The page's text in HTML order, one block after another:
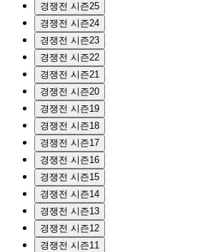
경쟁전 시즌25
경쟁전 시즌24
경쟁전 시즌23
경쟁전 시즌22
경쟁전 시즌21
경쟁전 시즌20
경쟁전 시즌19
경쟁전 시즌18
경쟁전 시즌17
경쟁전 시즌16
경쟁전 시즌15
경쟁전 시즌14
경쟁전 시즌13
경쟁전 시즌12
경쟁전 시즌11